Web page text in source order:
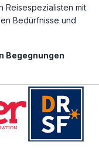
Reisespezialisten mit
Bedürfnisse und
Begegnungen